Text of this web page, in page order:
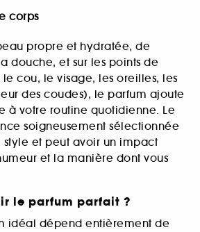
corps
propre et hydratée, de
douche, et sur les points de
cou, le visage, les oreilles, les
des coudes), le parfum ajoute
à votre routine quotidienne. Le
soigneusement sélectionnée
style et peut avoir un impact
et la manière dont vous
le parfum parfait ?
idéal dépend entièrement de